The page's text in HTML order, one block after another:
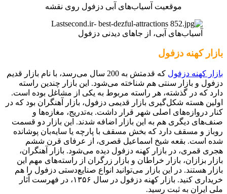
موقعیت آسیاب‌های آبی دزفول روی نقشه
آسیاب‌های آبی، از جاهای دیدنی دزفول
بازار کهنه دزفول
بازار کهنه دزفول
که قدمتش به 200 سال می‌رسد، با نام بازار قدیم
دزفول و بازار سنتی هم شناخته می‌شود. این بازار چندین راسته
دارد که در گذشته، هر راسته مربوط به یکی از مشاغل بوده است.
اولین هسته شکل‌گیری بازار قدیمی دزفول، بازار آهنگران بود که در
کنار دروازه‌های اصلی شهر قرار داشت. به‌تدریج، مغازه‌ها و
صنف‌های دیگری هم به این بازار اضافه شدند. این بازار دو قسمت
روباز و مسقف دارد که بخش مسقف با پارچه یا سایه‌بان پوشانده
شده است. بقعه‌ شیخ اسماعیل قصری، از عرفای قرن ششم
هجری قمری، در بازار کهنه دزفول دیده می‌شود. بازار آهنگران،
بازار بزازان، بازار خراطان و بازار زرگران از راسته‌های مهم این
بازار هستند. در این بازار می‌توانید انواع صنایع‌دستی دزفول را هم
خریداری کنید. بازار کهنه دزفول در سال ۱۳۵۶، در فهرست آثار
ملی ایران به ثبت رسید.